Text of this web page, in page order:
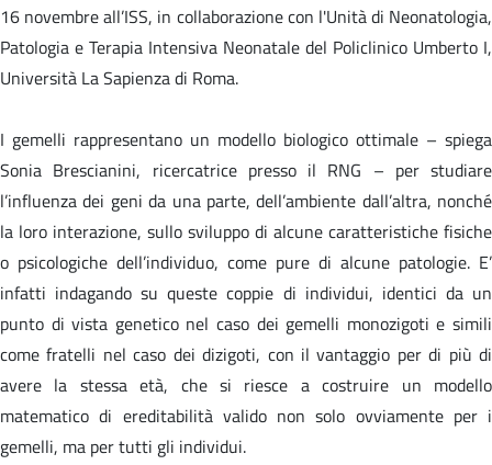
16 novembre all’ISS, in collaborazione con l'Unità di Neonatologia,
Patologia e Terapia Intensiva Neonatale del Policlinico Umberto I,
Università La Sapienza di Roma.
I gemelli rappresentano un modello biologico ottimale – spiega
Sonia Brescianini, ricercatrice presso il RNG – per studiare
l’influenza dei geni da una parte, dell’ambiente dall’altra, nonché
la loro interazione, sullo sviluppo di alcune caratteristiche fisiche
o psicologiche dell’individuo, come pure di alcune patologie. E’
infatti indagando su queste coppie di individui, identici da un
punto di vista genetico nel caso dei gemelli monozigoti e simili
come fratelli nel caso dei dizigoti, con il vantaggio per di più di
avere la stessa età, che si riesce a costruire un modello
matematico di ereditabilità valido non solo ovviamente per i
gemelli, ma per tutti gli individui.